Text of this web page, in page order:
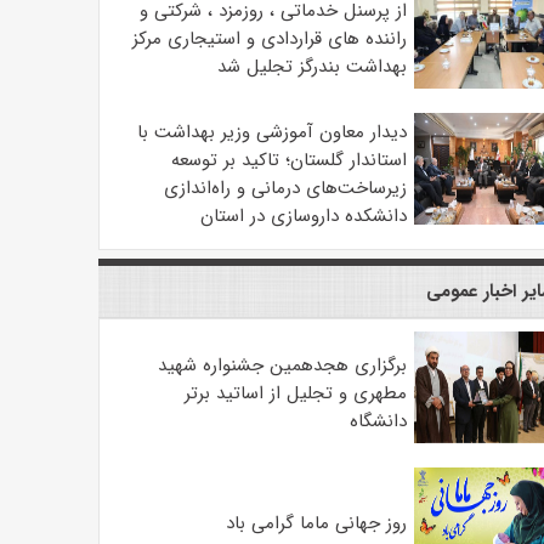
از پرسنل خدماتی ، روزمزد ، شرکتی و
راننده های قراردادی و استیجاری مرکز
بهداشت بندرگز تجلیل شد
دیدار معاون آموزشی وزیر بهداشت با
استاندار گلستان؛ تاکید بر توسعه
زیرساخت‌های درمانی و راه‌اندازی
دانشکده داروسازی در استان
اخبار عمومی
برگزاری هجدهمین جشنواره شهید
مطهری و تجلیل از اساتید برتر
دانشگاه
روز جهانی ماما گرامی باد